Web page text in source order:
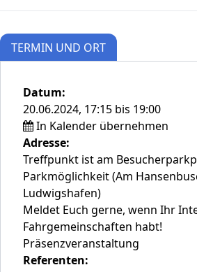
TERMIN UND ORT
Datum:
20.06.2024, 17:15 bis 19:00
In Kalender übernehmen
Adresse:
Treffpunkt ist am
Parkmöglichkeit (Am
Ludwigshafen)
Meldet Euch gerne, wenn Ihr
Fahrgemeinschaften habt!
Präsenzveranstaltung
Referenten: